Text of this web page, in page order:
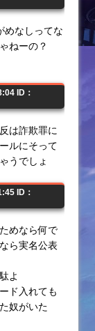
めなしってな
ねーの？
ID：
は詐欺罪に
ルにそって
うでしょ
ID：
めなら何で
ら実名公表
よ
ド入れても
奴がいた